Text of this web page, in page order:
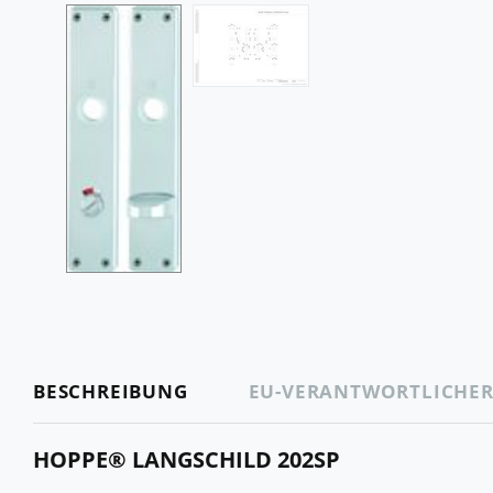
BESCHREIBUNG EU-VERANTWORTLICHER
HOPPE® LANGSCHILD 202SP